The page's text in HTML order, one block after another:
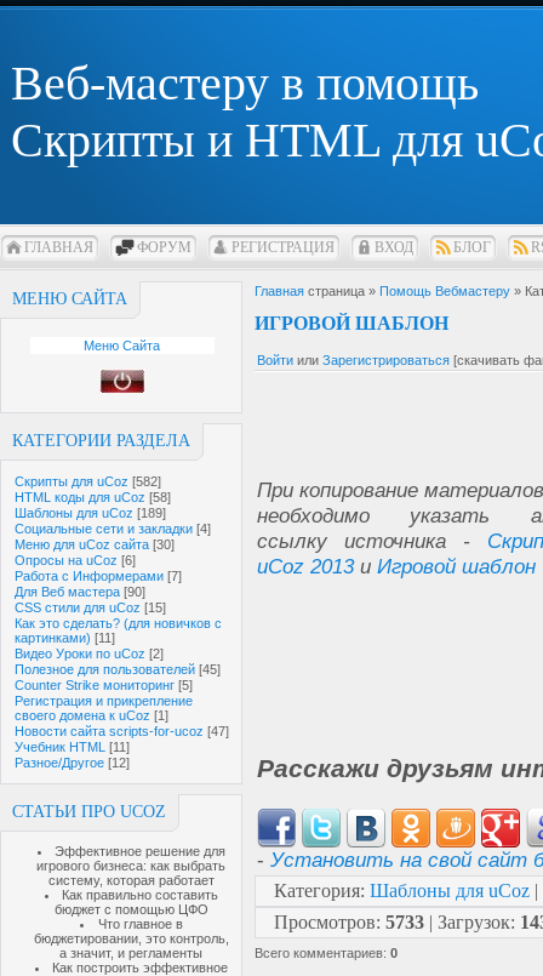
Веб-мастеру в помощь
Скрипты и HTML для
ГЛАВНАЯ ФОРУМ РЕГИСТРАЦИЯ ВХОД БЛОГ
МЕНЮ САЙТА
Меню Сайта
КАТЕГОРИИ РАЗДЕЛА
Скрипты для uCoz [582]
HTML коды для uCoz [58]
Шаблоны для uCoz [189]
Социальные сети и закладки [4]
Меню для uCoz сайта [30]
Опросы на uCoz [6]
Работа с Информерами [7]
Для Веб мастера [90]
CSS стили для uCoz [15]
Как это сделать? (для новичков с
картинками) [11]
Видео Уроки по uCoz [2]
Полезное для пользователей [45]
Counter Strike мониторинг [5]
Регистрация и прикрепление
своего домена к uCoz [1]
Новости сайта scripts-for-ucoz [47]
Учебник HTML [11]
Разное/Другое [12]
СТАТЬИ ПРО UCOZ
Эффективное решение для
игрового бизнеса: как выбрать
систему, которая работает
Как правильно составить
бюджет с помощью ЦФО
Что главное в
бюджетировании, это контроль,
а значит, и регламенты
Как построить эффективное
Главная страница » Помощь Вебмастеру »
ИГРОВОЙ ШАБЛОН
Войти или Зарегистрироваться [скачивать
При копирование
необходимо указать
ссылку источника -
uCoz 2013и Игровой шаблон
Расскажи друзьям
- Установить на свой сайт
Категория: Шаблоны для uCoz |
Просмотров: 5733 | Загрузок:
Всего комментариев: 0